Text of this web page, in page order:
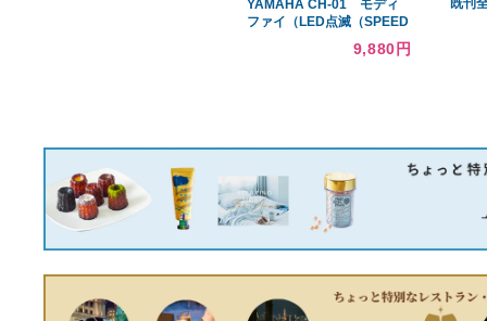
ショルダー バッグのご注文
専用ページ選べる生地
11,614円
YAMAHA CH-01 モディ
ファイ（LED点滅（SPEED